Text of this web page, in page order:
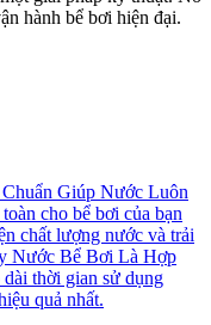
hành bể bơi hiện đại.
Giúp Nước Luôn
cho bể bơi của bạn
chất lượng nước và trải
Nước Bể Bơi Là Hợp
thời gian sử dụng
quả nhất.